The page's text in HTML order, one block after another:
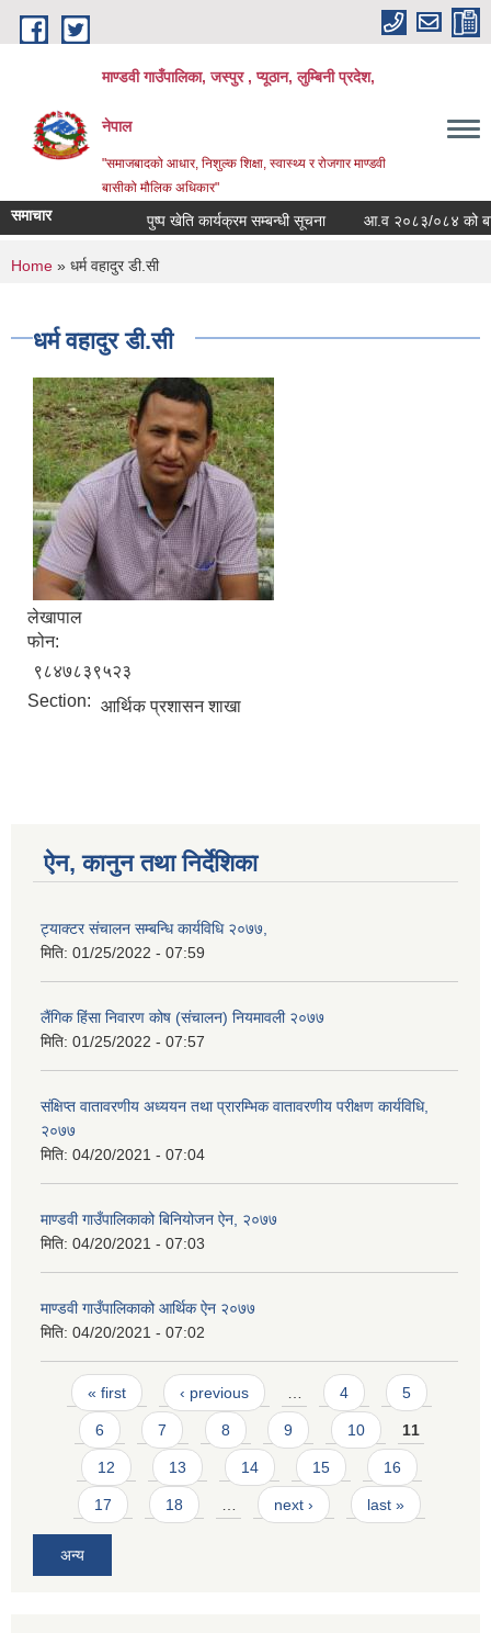
Skip to main content
माण्डवी गाउँपालिका, जस्पुर , प्यूठान, लुम्बिनी प्रदेश,
नेपाल
"समाजबादको आधार, निशुल्क शिक्षा, स्वास्थ्य र रोजगार माण्डवी
बासीको मौलिक अधिकार"
समाचार पुष्प खेति कार्यक्रम सम्बन्धी सूचना आ.व २०८३/०८४ को
You are here
Home » धर्म वहादुर डी.सी
धर्म वहादुर डी.सी
लेखापाल
फोन:
९८४७८३९५२३
Section: आर्थिक प्रशासन शाखा
ऐन, कानुन तथा निर्देशिका
ट्याक्टर संचालन सम्बन्धि कार्यविधि २०७७,
मिति: 01/25/2022 - 07:59
लैंगिक हिंसा निवारण कोष (संचालन) नियमावली २०७७
मिति: 01/25/2022 - 07:57
संक्षिप्त वातावरणीय अध्ययन तथा प्रारम्भिक वातावरणीय परीक्षण कार्यविधि,
२०७७
मिति: 04/20/2021 - 07:04
माण्डवी गाउँपालिकाको बिनियोजन ऐन, २०७७
मिति: 04/20/2021 - 07:03
माण्डवी गाउँपालिकाको आर्थिक ऐन २०७७
मिति: 04/20/2021 - 07:02
Pages
« first ‹ previous 4 5
6 7 8 9 10 11
12 13 14 15 16
17 18 next › last »
अन्य